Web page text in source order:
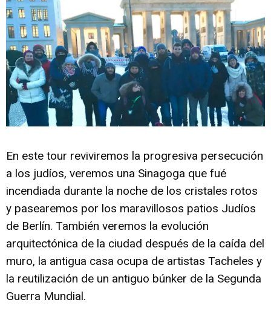
En este tour reviviremos la progresiva persecución
a los judíos, veremos una Sinagoga que fué
incendiada durante la noche de los cristales rotos
y pasearemos por los maravillosos patios Judíos
de Berlín. También veremos la evolución
arquitectónica de la ciudad después de la caída del
muro, la antigua casa ocupa de artistas Tacheles y
la reutilización de un antiguo búnker de la Segunda
Guerra Mundial.